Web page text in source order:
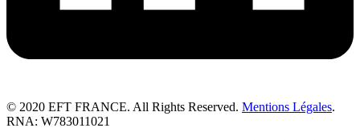
© 2020 EFT FRANCE. All Rights Reserved. Mentions Légales.
RNA: W783011021